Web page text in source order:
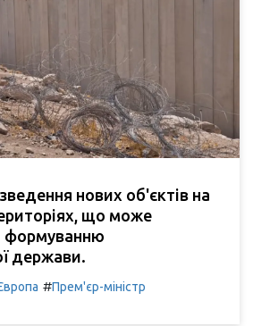
нових об'єктів на
що може
формуванню
держави.
#Прем'єр-міністр